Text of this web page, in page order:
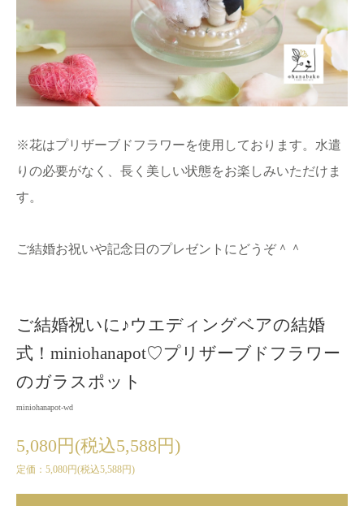
※花はプリザーブドフラワーを使用しております。水遣
りの必要がなく、長く美しい状態をお楽しみいただけま
す。
ご結婚お祝いや記念日のプレゼントにどうぞ＾＾
ご結婚祝いに♪ウエディングベアの結婚
式！miniohanapot♡プリザーブドフラワー
のガラスポット
miniohanapot-wd
5,080円(税込5,588円)
定価：5,080円(税込5,588円)